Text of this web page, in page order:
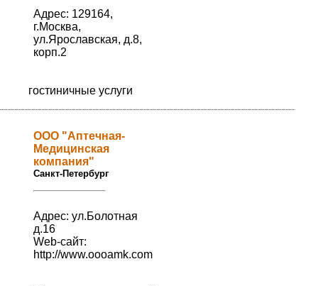
Адрес: 129164,
г.Москва,
ул.Ярославская, д.8,
корп.2
гостиничные услуги
ООО "Аптечная-
Медицинская
компания"
Санкт-Петербург
Адрес: ул.Болотная
д.16
Web-сайт:
http://www.oooamk.com